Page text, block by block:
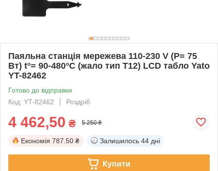
Паяльна станція мережева 110-230 V (Р= 75
Вт) t°= 90-480°С (жало тип T12) LCD табло Yato
YT-82462
Готово до відправки
Код: YT-82462
Роздріб
4 462,50 ₴ 5 250 ₴
Економія 787.50 ₴ Залишилось 44 дні
Купити